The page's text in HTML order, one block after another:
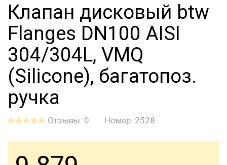
Клапан дисковый btw
Flanges DN100 AISI
304/304L, VMQ
(Silicone), багатопоз.
ручка
Отзывы: 0 Номер: 2528